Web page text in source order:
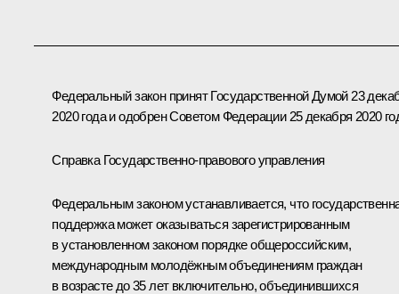
Федеральный закон принят Государственной Думой 23
2020 года и одобрен Советом Федерации 25 декабря 2020
Справка Государственно-правового управления
Федеральным законом устанавливается, что
поддержка может оказываться зарегистрированным
в установленном законом порядке общероссийским,
международным молодёжным объединениям граждан
в возрасте до 35 лет включительно, объединившихся